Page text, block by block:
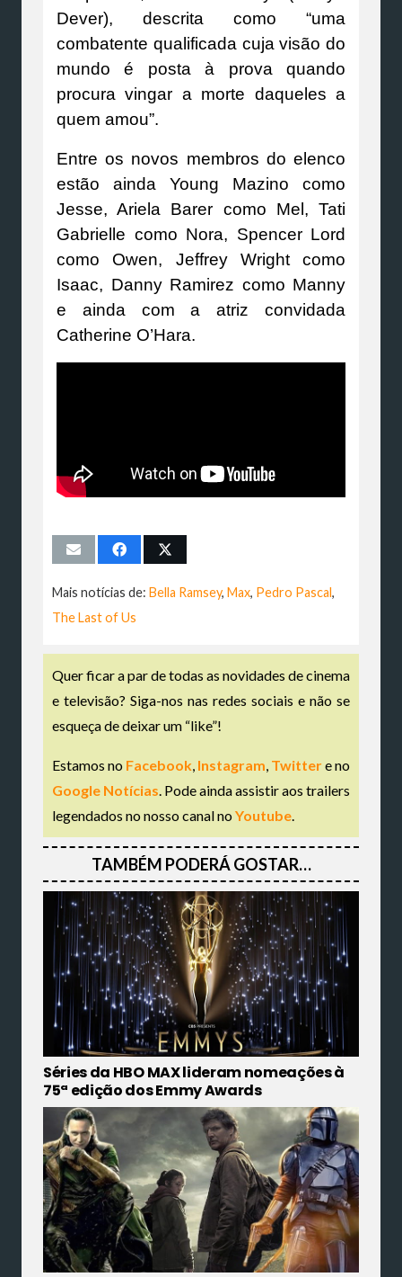
Dever), descrita como “uma
combatente qualificada cuja visão do
mundo é posta à prova quando
procura vingar a morte daqueles a
quem amou”.
Entre os novos membros do elenco
estão ainda Young Mazino como
Jesse, Ariela Barer como Mel, Tati
Gabrielle como Nora, Spencer Lord
como Owen, Jeffrey Wright como
Isaac, Danny Ramirez como Manny
e ainda com a atriz convidada
Catherine O’Hara.
Mais notícias de: Bella Ramsey, Max, Pedro Pascal,
The Last of Us
Quer ficar a par de todas as novidades de cinema
e televisão? Siga-nos nas redes sociais e não se
esqueça de deixar um “like”!
Estamos no Facebook Instagram Twittere no
Google Notícias . Pode ainda assistir aos trailers
legendados no nosso canal noYoutube
TAMBÉM PODERÁ GOSTAR…
Séries da HBO MAX lideram nomeações à
75ª edição dos Emmy Awards